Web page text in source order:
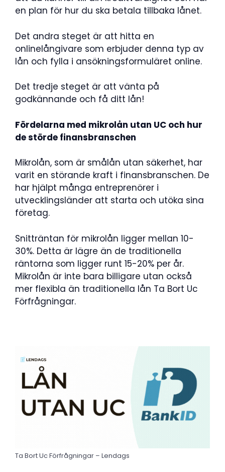
en plan för hur du ska betala tillbaka lånet.
Det andra steget är att hitta en
onlinelångivare som erbjuder denna typ av
lån och fylla i ansökningsformuläret online.
Det tredje steget är att vänta på
godkännande och få ditt lån!
Fördelarna med mikrolån utan UC och hur
de störde finansbranschen
Mikrolån, som är smålån utan säkerhet, har
varit en störande kraft i finansbranschen. De
har hjälpt många entreprenörer i
utvecklingsländer att starta och utöka sina
företag.
Snitträntan för mikrolån ligger mellan 10-
30%. Detta är lägre än de traditionella
räntorna som ligger runt 15-20% per år.
Mikrolån är inte bara billigare utan också
mer flexibla än traditionella lån Ta Bort Uc
Förfrågningar.
Ta Bort Uc Förfrågningar – Lendags